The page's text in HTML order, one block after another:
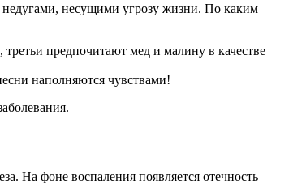
несущими угрозу жизни. По каким
предпочитают мед и малину в качестве
наполняются чувствами!
На фоне воспаления появляется отечность